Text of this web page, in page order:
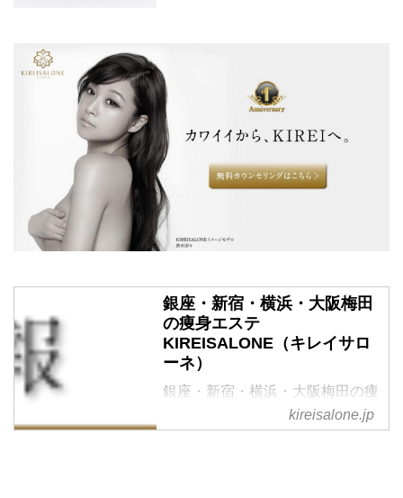
銀座・新宿・横浜・大阪梅田
の痩身エステ
KIREISALONE（キレイサロ
ーネ）
銀座・新宿・横浜・大阪梅田の痩
身エステならKIREISALONE（キ
レイサローネ）へ！頭、ボディ、
kireisalone.jp